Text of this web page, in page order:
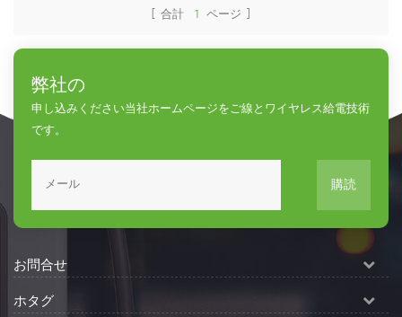
[ 合計 1 ページ ]
弊社の
申し込みください当社ホームページをご線とワイヤレス給電技術
です。
購読
お問合せ
ホタグ